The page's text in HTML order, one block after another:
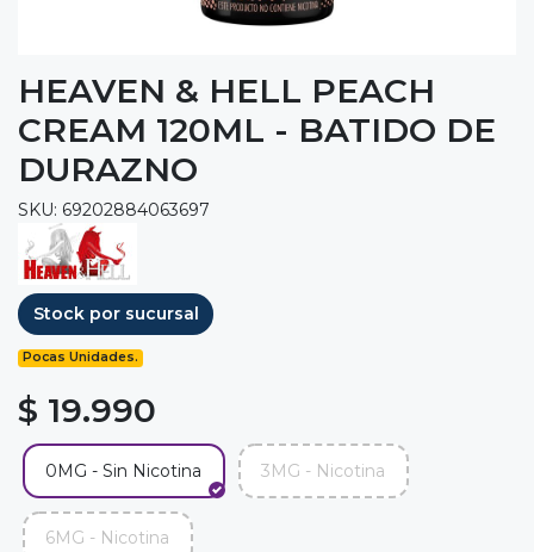
HEAVEN & HELL PEACH
CREAM 120ML - BATIDO DE
DURAZNO
SKU: 69202884063697
Stock por sucursal
Pocas Unidades.
$ 19.990
0MG - Sin Nicotina 3MG - Nicotina
6MG - Nicotina